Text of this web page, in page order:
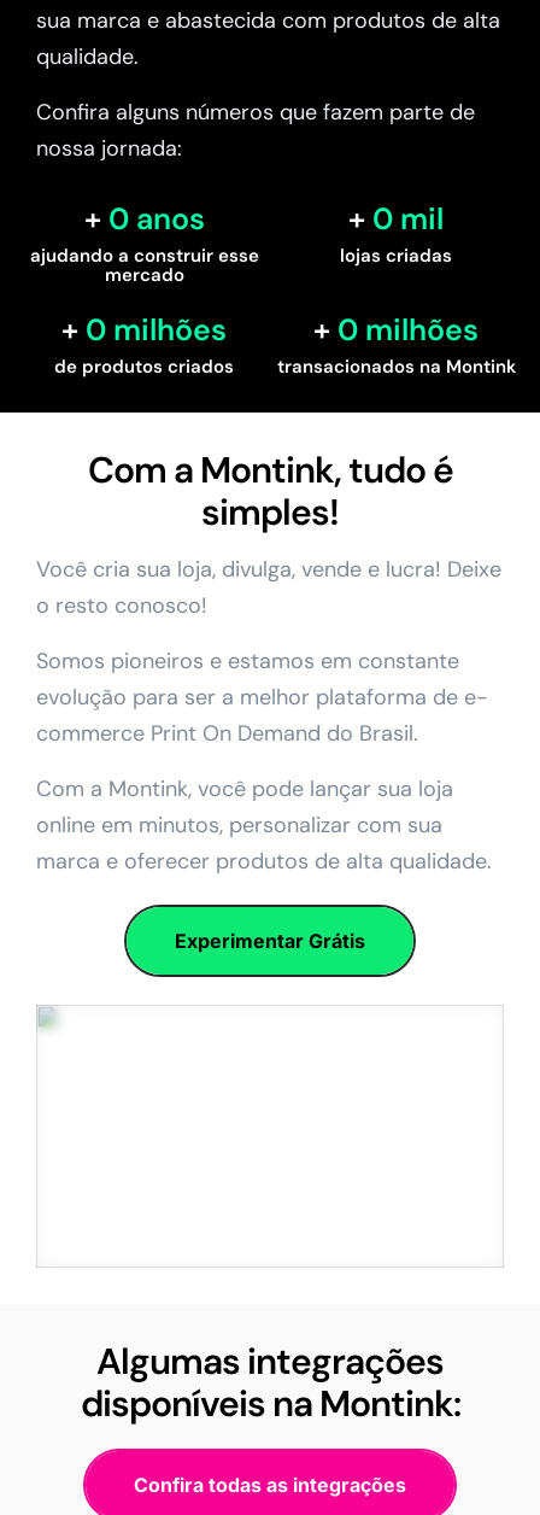
sua marca e abastecida com produtos de alta
qualidade.
Confira alguns números que fazem parte de
nossa jornada:
ajudando a construir esse
mercado
0 anos
lojas criadas
0 mil
de produtos criados
0 milhões
transacionados na Montink
0 milhões
Com a Montink, tudo é
simples!
Você cria sua loja, divulga, vende e lucra! Deixe
o resto conosco!
Somos pioneiros e estamos em constante
evolução para ser a melhor plataforma de e-
commerce Print On Demand do Brasil.
Com a Montink, você pode lançar sua loja
online em minutos, personalizar com sua
marca e oferecer produtos de alta qualidade.
Experimentar Grátis
Algumas integrações
disponíveis na Montink:
Confira todas as integrações